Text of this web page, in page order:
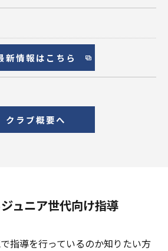
新情報はこちら
クラブ概要へ
ュニア世代向け指導
指導を行っているのか知りたい方